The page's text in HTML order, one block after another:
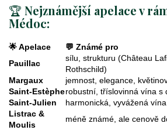
i
🏆 Nejznámější apelace v
Médoc:
🌟 Apelace
💬 Známé pro
Pauillac
sílu, strukturu (Château
Rothschild)
Margaux
jemnost, elegance,
Saint-Estèpherobustní, tříslovinná vína s
Saint-Julien
harmonická, vyvážená vína
Listrac &
Moulis
méně známé, ale cenově